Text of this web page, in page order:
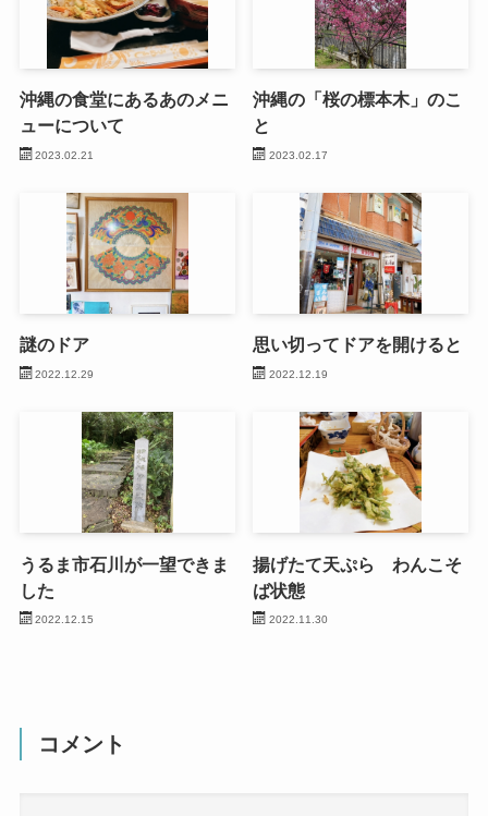
沖縄の食堂にあるあのメニ
ューについて
2023.02.21
沖縄の「桜の標本木」のこ
と
2023.02.17
謎のドア
2022.12.29
思い切ってドアを開けると
2022.12.19
うるま市石川が一望できま
した
2022.12.15
揚げたて天ぷら わんこそ
ば状態
2022.11.30
コメント